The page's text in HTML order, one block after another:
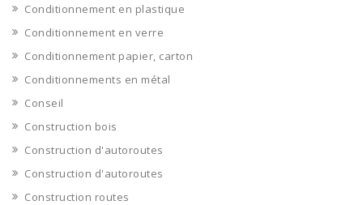
Conditionnement en plastique
Conditionnement en verre
Conditionnement papier, carton
Conditionnements en métal
Conseil
Construction bois
Construction d'autoroutes
Construction d'autoroutes
Construction routes